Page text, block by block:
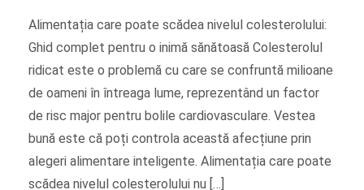
Alimentația care poate scădea nivelul colesterolului:
Ghid complet pentru o inimă sănătoasă Colesterolul
ridicat este o problemă cu care se confruntă milioane
de oameni în întreaga lume, reprezentând un factor
de risc major pentru bolile cardiovasculare. Vestea
bună este că poți controla această afecțiune prin
alegeri alimentare inteligente. Alimentația care poate
scădea nivelul colesterolului nu […]